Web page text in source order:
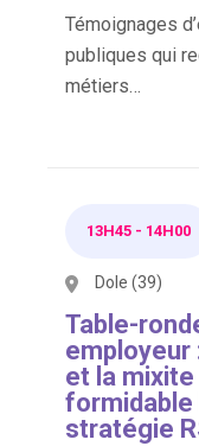
Témoignages
publiques qui
métiers…
13H45 - 14H00
Dole (39)
Table-
employeur
et la
formidable
stratégie